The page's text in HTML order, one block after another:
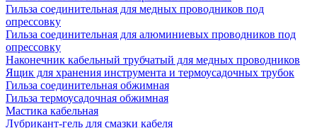
Гильза соединительная для медных проводников под
опрессовку
Гильза соединительная для алюминиевых проводников под
опрессовку
Наконечник кабельный трубчатый для медных проводников
Ящик для хранения инструмента и термоусадочных трубок
Гильза соединительная обжимная
Гильза термоусадочная обжимная
Мастика кабельная
Лубрикант-гель для смазки кабеля